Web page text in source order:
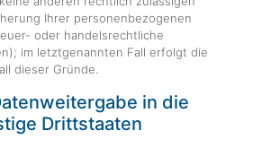
Ihrer personenbezogenen
oder handelsrechtliche
im letztgenannten Fall erfolgt die
dieser Gründe.
in die
Drittstaaten